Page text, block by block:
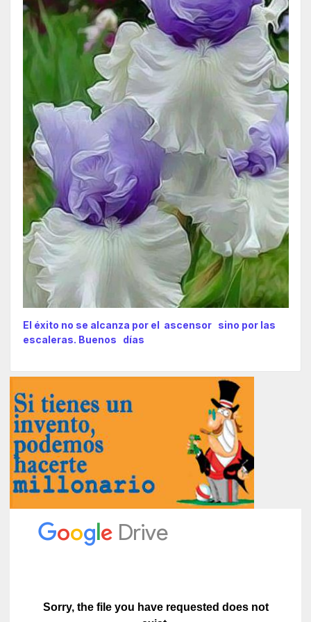
El éxito no se alcanza por el ascensor sino por las
escaleras. Buenos días